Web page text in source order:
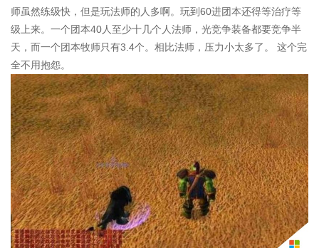
师虽然练级快，但是玩法师的人多啊。玩到60进团本还得等治疗等
级上来。一个团本40人至少十几个人法师，光竞争装备都要竞争半
天，而一个团本牧师只有3.4个。相比法师，压力小太多了。 这个完
全不用抱怨。